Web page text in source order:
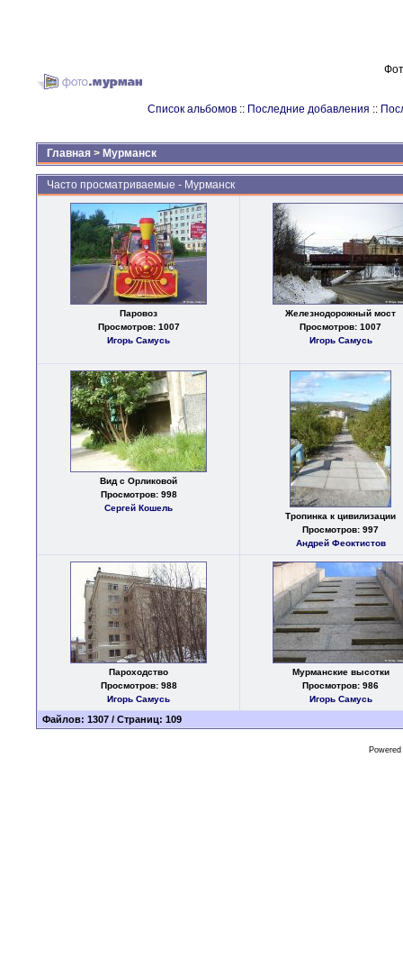
Список альбомов :: Последние добавления ::
Главная > Мурманск
Часто просматриваемые - Мурманск
Паровоз
Просмотров: 1007
Игорь Самусь
Железнодорожный мост
Просмотров: 1007
Игорь Самусь
Вид с Орликовой
Просмотров: 998
Сергей Кошель
Тропинка к цивилизации
Просмотров: 997
Андрей Феоктистов
Пароходство
Просмотров: 988
Игорь Самусь
Мурманские высотки
Просмотров: 986
Игорь Самусь
Файлов: 1307 / Страниц: 109